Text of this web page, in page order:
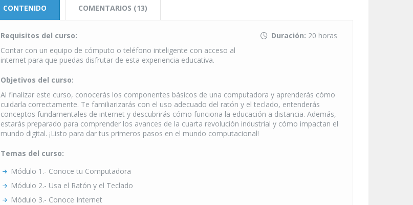
CONTENIDO COMENTARIOS (13)
Duración: 20 horas
Requisitos del curso:
Contar con un equipo de cómputo o teléfono inteligente con acceso al
internet para que puedas disfrutar de esta experiencia educativa.
Objetivos del curso:
Al finalizar este curso, conocerás los componentes básicos de una computadora y aprenderás cómo
cuidarla correctamente. Te familiarizarás con el uso adecuado del ratón y el teclado, entenderás
conceptos fundamentales de internet y descubrirás cómo funciona la educación a distancia. Además,
estarás preparado para comprender los avances de la cuarta revolución industrial y cómo impactan el
mundo digital. ¡Listo para dar tus primeros pasos en el mundo computacional!
Temas del curso:
Módulo 1.- Conoce tu Computadora
Módulo 2.- Usa el Ratón y el Teclado
Módulo 3.- Conoce Internet